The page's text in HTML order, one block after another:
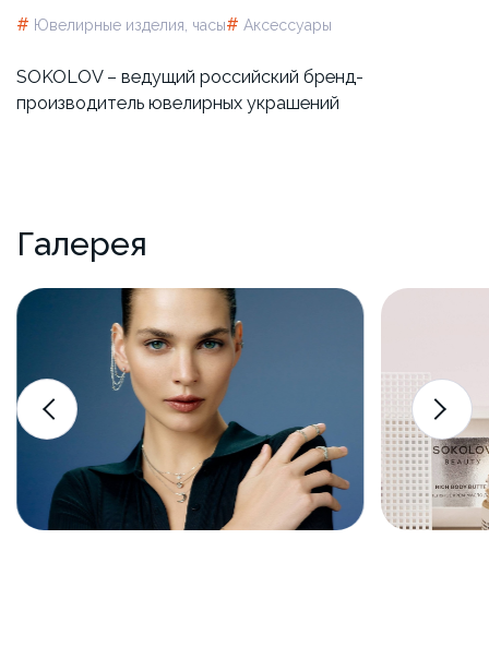
# Ювелирные изделия, часы# Аксессуары
SOKOLOV – ведущий российский бренд-
производитель ювелирных украшений
Галерея